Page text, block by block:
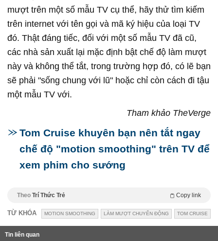
mượt trên một số mẫu TV cụ thể, hãy thử tìm kiếm
trên internet với tên gọi và mã ký hiệu của loại TV
đó. Thật đáng tiếc, đối với một số mẫu TV đã cũ,
các nhà sản xuất lại mặc định bật chế độ làm mượt
này và không thể tắt, trong trường hợp đó, có lẽ bạn
sẽ phải "sống chung với lũ" hoặc chỉ còn cách đi tậu
một mẫu TV với.
Tham khảo TheVerge
Tom Cruise khuyên bạn nên tắt ngay
chế độ "motion smoothing" trên TV để
xem phim cho sướng
Theo Trí Thức Trẻ Copy link
TỪ KHÓA MOTION SMOOTHING LÀM MƯỢT CHUYỂN ĐỘNG TOM CRUISE
Tin liên quan